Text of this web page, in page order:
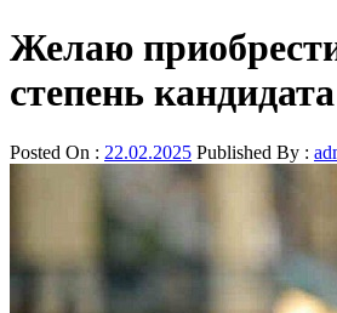
Желаю
степень
Posted On : 22.02.2025 Published By :